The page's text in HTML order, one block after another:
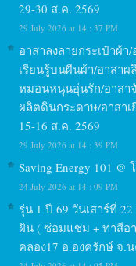
29-30 ส.ค. 2569
29 July 2026 at 14 : 37 PM
อาสาลงลายกระเป๋าผ้
เรียนรู้บนผืนผ้า/อาสา
หมอนหนุนอุ่นรัก/อาสา
ผลิตดินกระดาษ/อาสา
15-16 ส.ค. 2569
29 July 2026 at 14 : 39 PM
Saving Energy 101 @
24 July 2026 at 14 : 09 PM
รุ่น 1 ปี 69 วันเสาร์ที่
ฝัน ( ซ่อมแซม + ทาสีอ
คลอง17 อ.องครักษ์ จ.